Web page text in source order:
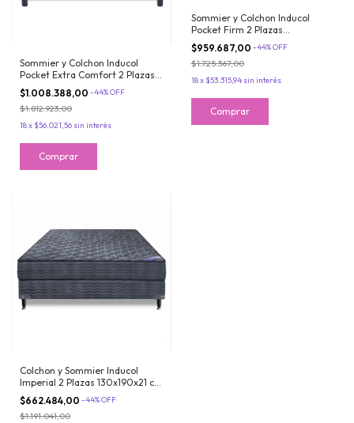
Sommier y Colchon Inducol
Pocket Extra Comfort 2 Plazas
130x190x24 De Resortes con
PillowTop
$1.008.388,00 -44%OFF
$1.812.923,00
18x $56.021,56 sin interés
Sommier y Colchon Inducol
Pocket Firm 2 Plazas
130x190x24cm De Resortes
Pocket con Pillow Firme
$959.687,00 -44%OFF
$1.725.367,00
18x $53.315,94 sin interés
Colchon y Sommier Inducol
Imperial 2 Plazas 130x190x21 cm
de Resortes Bonnell
$662.484,00 -44%OFF
$1.191.041,00